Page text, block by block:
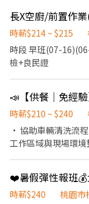
薪 210元 💵 隔日下
手也能快速上手 ✅
快速媒合、立即上
快速上工！ 立即加
時薪$214 ~ $215
時段 早班(07-16)(06-
檢+良民證
時薪$210 ~ $240
• 協助車輛清洗流
工作區域與現場環
作。 只要你肯學、
時薪$240
桃園市